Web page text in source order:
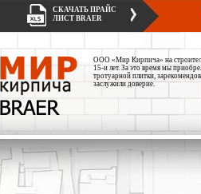
СКАЧАТЬ ПРАЙС
ЛИСТ BRAER
ООО «Мир Кирпича» на
15-и лет. За это время мы
тротуарной плитки,
заслужили доверие.